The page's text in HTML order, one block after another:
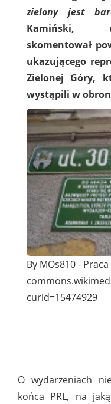
zielony jest
Kamiński,
skomentował
ukazującego
Zielonej Góry,
wystąpili w
By MOs810 - Praca
curid=15474929
O wydarzeniach
końca PRL, na